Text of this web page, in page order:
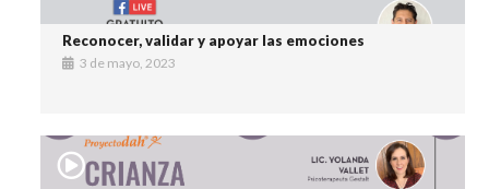
Reconocer, validar y apoyar las emociones
3 de mayo, 2023